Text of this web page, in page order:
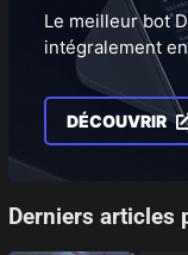
Le meilleur bot
intégralement
DÉCOUVRIR
Derniers articles